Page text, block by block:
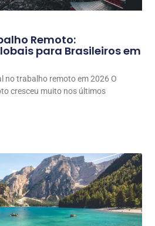
Remoto:
para Brasileiros em
no trabalho remoto em 2026 O
cresceu muito nos últimos